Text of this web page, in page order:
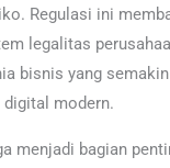
Regulasi ini
legalitas
bisnis yang
modern.
menjadi bagian